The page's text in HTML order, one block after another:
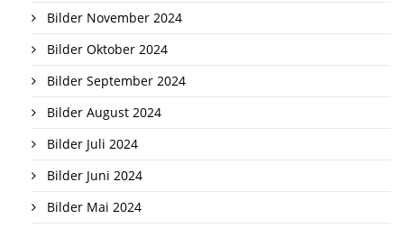
Bilder November 2024
Bilder Oktober 2024
Bilder September 2024
Bilder August 2024
Bilder Juli 2024
Bilder Juni 2024
Bilder Mai 2024